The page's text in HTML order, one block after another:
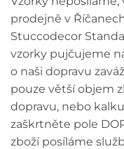
prodejně v
Stuccodecor
vzorky pujčujeme
o naši dopravu
pouze větší objem
dopravu, nebo
zaškrtněte pole
zboží posíláme